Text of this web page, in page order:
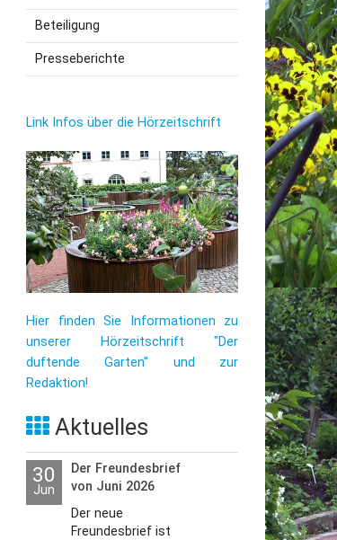
Beteiligung
Presseberichte
Link Infos über die Hörzeitschrift
Hier finden Sie Informationen zu
unserer Hörzeitschrift "Der
duftende Garten" und zur
Redaktion!
Aktuelles
30
Jun
Der Freundesbrief
von Juni 2026
Der neue
Freundesbrief ist